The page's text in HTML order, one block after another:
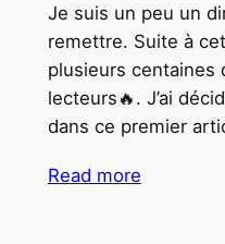
Je suis un peu un
remettre. Suite à
plusieurs centaines
lecteurs🔥. J’ai
dans ce premier
Read more